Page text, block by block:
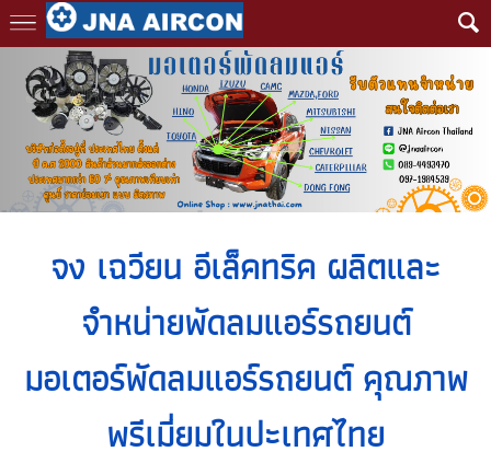
จง เฉวียน อีเล็คทริค ผลิตและ
จำหน่ายพัดลมแอร์รถยนต์
มอเตอร์พัดลมแอร์รถยนต์ คุณภาพ
พรีเมี่ยมในปะเทศไทย